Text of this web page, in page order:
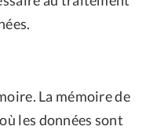
La mémoire de
les données sont